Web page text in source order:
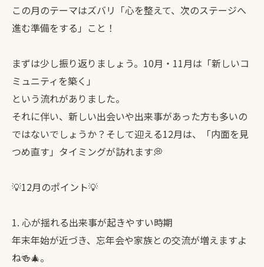
この月のテーマはズバリ「心を整えて、次のステージへ
進む準備をする」こと！
まずは少し振り返りましょう。10月・11月は「新しいコ
ミュニティを築く」
という流れがありました。
それに伴い、新しい出会いや出来事があった方も多いの
ではないでしょうか？そして迎える12月は、「内面を見
つめ直す」タイミングが訪れます💭
💡12月のポイント💡
1. 心が揺れる出来事が起きやすい時期
年末年始が近づき、忘年会や家族との交流が増えますよ
ね🍻🎄。